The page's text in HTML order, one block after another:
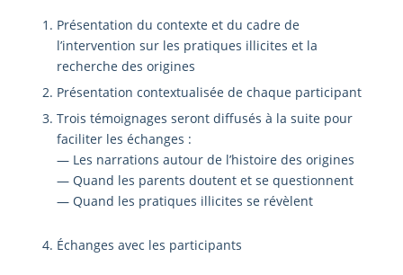
Présentation du contexte et du cadre de
l’intervention sur les pratiques illicites et la
recherche des origines
Présentation contextualisée de chaque participant
Trois témoignages seront diffusés à la suite pour
faciliter les échanges :
— Les narrations autour de l’histoire des origines
— Quand les parents doutent et se questionnent
— Quand les pratiques illicites se révèlent
Échanges avec les participants